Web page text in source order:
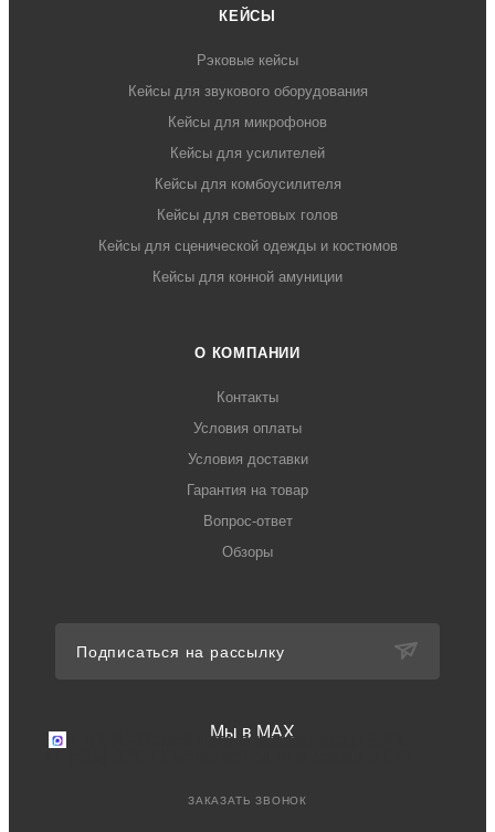
КЕЙСЫ
Рэковые кейсы
Кейсы для звукового оборудования
Кейсы для микрофонов
Кейсы для усилителей
Кейсы для комбоусилителя
Кейсы для световых голов
Кейсы для сценической одежды и костюмов
Кейсы для конной амуниции
О КОМПАНИИ
Контакты
Условия оплаты
Условия доставки
Гарантия на товар
Вопрос-ответ
Обзоры
Подписаться на рассылку
Мы в MAX
Мы в MAX
Перейдите в мессенджер MAX
ЗАКАЗАТЬ ЗВОНОК